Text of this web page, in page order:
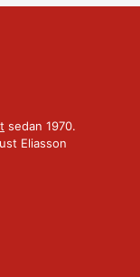
sedan 1970.
Eliasson